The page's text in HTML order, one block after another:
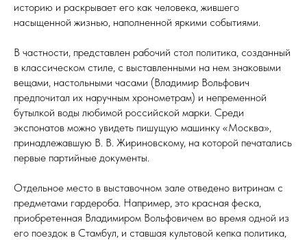
историю и раскрывает его как человека, жившего
насыщенной жизнью, наполненной яркими событиями.
В частности, представлен рабочий стол политика, созданный
в классическом стиле, с выставленными на нем знаковыми
вещами, настольными часами (Владимир Вольфович
предпочитал их наручным хронометрам) и непременной
бутылкой воды любимой российской марки. Среди
экспонатов можно увидеть пишущую машинку «Москва»,
принадлежавшую В. В. Жириновскому, на которой печатались
первые партийные документы.
Отдельное место в выставочном зале отведено витринам с
предметами гардероба. Например, это красная феска,
приобретенная Владимиром Вольфовичем во время одной из
его поездок в Стамбул, и ставшая культовой кепка политика,